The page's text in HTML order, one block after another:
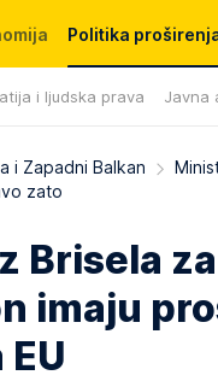
Politika
i ljudska prava Javna
i Zapadni Balkan
zato
Brisela
imaju